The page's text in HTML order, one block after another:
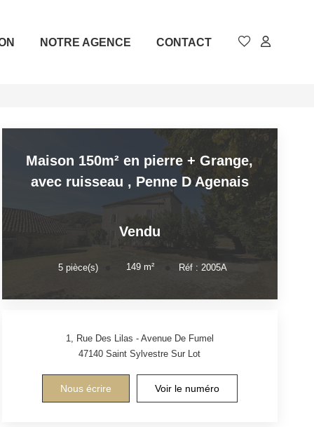
NOTRE AGENCE CONTACT
Maison 150m² en pierre + Grange,
avec ruisseau , Penne D Agenais
Vendu
5 pièce(s) 149 m² Réf : 2005A
1, Rue Des Lilas - Avenue De Fumel
47140Saint Sylvestre Sur Lot
Nous écrire Voir le numéro